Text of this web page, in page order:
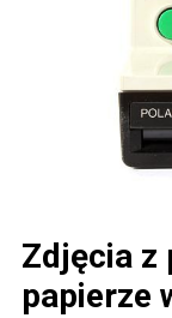
Zdjęcia z
papierze